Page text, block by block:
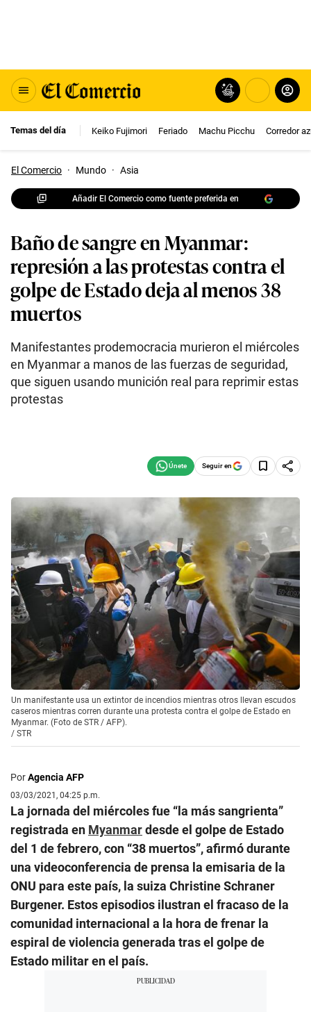
Temas del día Keiko Fujimori Feriado Machu Picchu Corredor
El Comercio · Mundo · Asia
Añadir El Comercio como fuente preferida en
Baño de sangre en Myanmar:
represión a las protestas contra el
golpe de Estado deja al menos 38
muertos
Manifestantes prodemocracia murieron el miércoles
en Myanmar a manos de las fuerzas de seguridad,
que siguen usando munición real para reprimir estas
protestas
Seguir en
Un manifestante usa un extintor de incendios mientras otros llevan escudos
caseros mientras corren durante una protesta contra el golpe de Estado en
Myanmar. (Foto de STR / AFP).
/ STR
PorAgencia AFP
03/03/2021, 04:25 p.m.
La jornada del miércoles fue “la más sangrienta”
registrada en Myanmardesde el golpe de Estado
del 1 de febrero, con “38 muertos”, afirmó durante
una videoconferencia de prensa la emisaria de la
ONU para este país, la suiza Christine Schraner
Burgener. Estos episodios ilustran el fracaso de la
comunidad internacional a la hora de frenar la
espiral de violencia generada tras el golpe de
Estado militar en el país.